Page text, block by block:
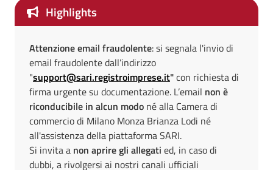
Highlights
Attenzione email fraudolente: si segnala l'invio di
email fraudolente dall’indirizzo
"support@sari.registroimprese.it"con richiesta di
firma urgente su documentazione. L’email non è
riconducibile in alcun modo né alla Camera di
commercio di Milano Monza Brianza Lodi né
all'assistenza della piattaforma SARI.
Si invita a non aprire gli allegati ed, in caso di
dubbi, a rivolgersi ai nostri canali ufficiali